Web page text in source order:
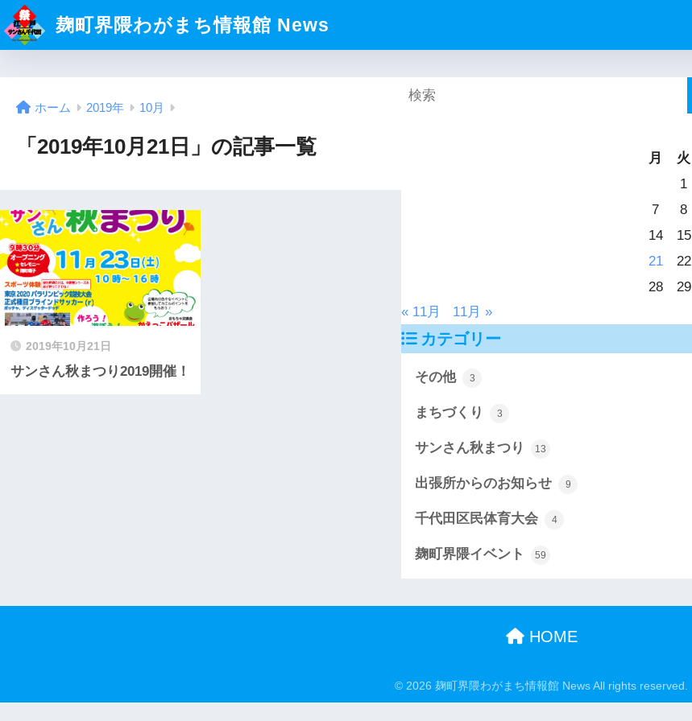
麹町界隈わがまち情報館 News
ホーム 2019年 10月
「2019年10月21日」の記事一覧
2019年10月21日
サンさん秋まつり2019開催！
月
火
1
7
8
14
15
21
22
28
29
« 11月
11月 »
カテゴリー
その他 3
まちづくり 3
サンさん秋まつり 13
出張所からのお知らせ 9
千代田区民体育大会 4
麹町界隈イベント 59
HOME
© 2026 麹町界隈わがまち情報館 News All rights reserved.